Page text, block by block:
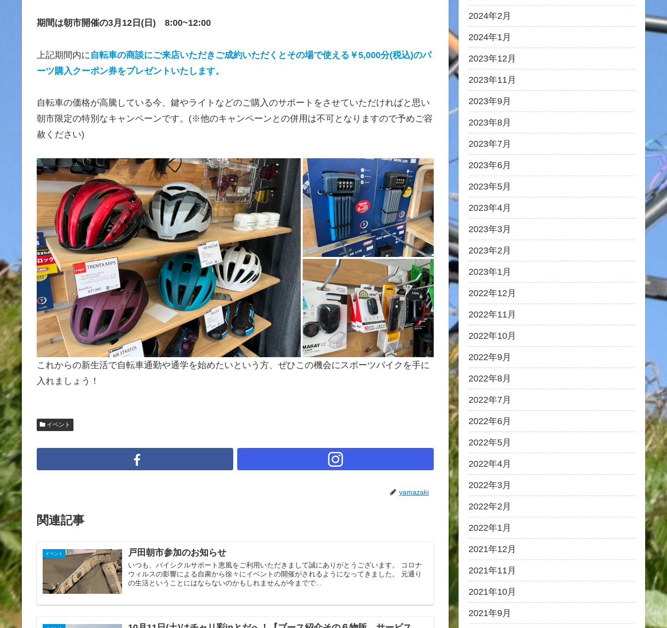
期間は朝市開催の3月12日(日) 8:00~12:00
上記期間内に 自転車の商談にご来店いただきご成約いただくとその場で使える￥5,000分(税込)のパ
ーツ購入クーポン券をプレゼントいたします。
自転車の価格が高騰している今、鍵やライトなどのご購入のサポートをさせていただければと思い
朝市限定の特別なキャンペーンです。(※他のキャンペーンとの併用は不可となりますので予めご容
赦ください)
これからの新生活で自転車通勤や通学を始めたいという方、ぜひこの機会にスポーツバイクを手に
入れましょう！
イベント
yamazaki
関連記事
イベント 戸田朝市参加のお知らせ
いつも、バイシクルサポート恵風をご利用いただきまして誠にありがとうございます。 コロナ
ウィルスの影響による自粛から徐々にイベントの開催がされるようになってきました。 元通り
の生活ということにはならないのかもしれませんが今までで...
2024年2月
2024年1月
2023年12月
2023年11月
2023年9月
2023年8月
2023年7月
2023年6月
2023年5月
2023年4月
2023年3月
2023年2月
2023年1月
2022年12月
2022年11月
2022年10月
2022年9月
2022年8月
2022年7月
2022年6月
2022年5月
2022年4月
2022年3月
2022年2月
2022年1月
2021年12月
2021年11月
2021年10月
2021年9月